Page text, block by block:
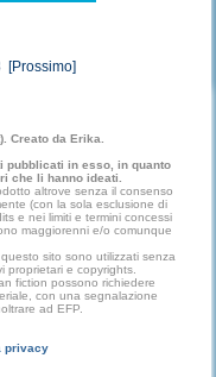
[Prossimo]
Creato da Erika.
pubblicati in esso, in quanto
che li hanno ideati.
altrove senza il consenso
(con la sola esclusione di
e nei limiti e termini concessi
maggiorenni e/o comunque
sito sono utilizzati senza
proprietari e copyrights.
fiction possono richiedere
con una segnalazione
ad EFP.
privacy